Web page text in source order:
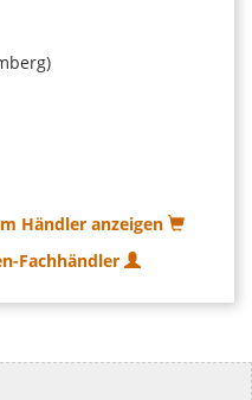
Händler anzeigen
Fachhändler